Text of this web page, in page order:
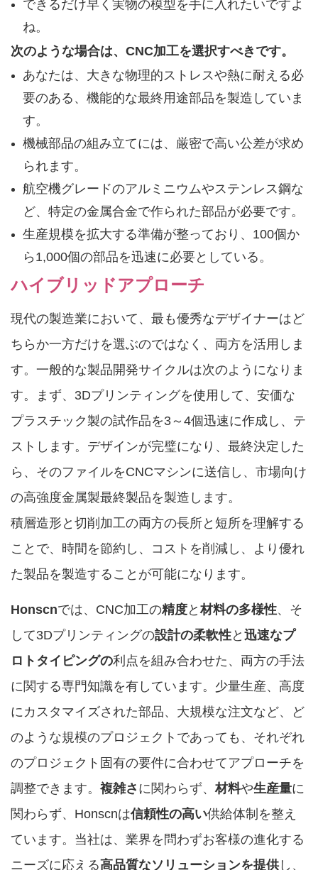
できるだけ早く実物の模型を手に入れたいですよ
ね。
次のような場合は、CNC加工を選択すべきです。
あなたは、大きな物理的ストレスや熱に耐える必
要のある、機能的な最終用途部品を製造していま
す。
機械部品の組み立てには、厳密で高い公差が求め
られます。
航空機グレードのアルミニウムやステンレス鋼な
ど、特定の金属合金で作られた部品が必要です。
生産規模を拡大する準備が整っており、100個か
ら1,000個の部品を迅速に必要としている。
ハイブリッドアプローチ
現代の製造業において、最も優秀なデザイナーはど
ちらか一方だけを選ぶのではなく、両方を活用しま
す。一般的な製品開発サイクルは次のようになりま
す。まず、3Dプリンティングを使用して、安価な
プラスチック製の試作品を3～4個迅速に作成し、テ
ストします。デザインが完璧になり、最終決定した
ら、そのファイルをCNCマシンに送信し、市場向け
の高強度金属製最終製品を製造します。
積層造形と切削加工の両方の長所と短所を理解する
ことで、時間を節約し、コストを削減し、より優れ
た製品を製造することが可能になります。
Honscnでは、CNC加工の精度と材料の多様性、そ
して3Dプリンティングの設計の柔軟性と 迅速なプ
ロトタイピングの利点を組み合わせた、両方の手法
に関する専門知識を有しています。少量生産、高度
にカスタマイズされた部品、大規模な注文など、ど
のような規模のプロジェクトであっても、それぞれ
のプロジェクト固有の要件に合わせてアプローチを
調整できます。 複雑さ に関わらず、材料や生産量に
関わらず、Honscnは信頼性の高い供給体制を整え
ています。 当社は、業界を問わずお客様の進化する
ニーズに応える高品質なソリューションを提供し、